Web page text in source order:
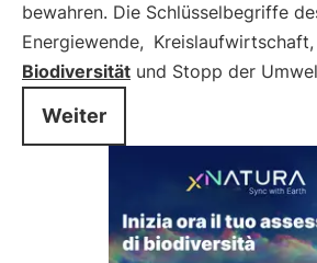
bewahren. Die Schlüsselbegriffe
Energiewende, Kreislaufwirtschaft,
Biodiversität und Stopp der
Weiter